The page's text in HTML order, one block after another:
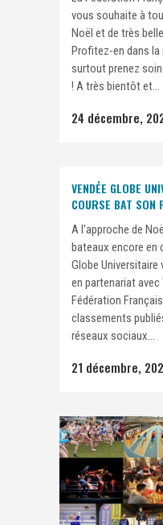
vous souhaite à
Noël et de très
Profitez-en dans
surtout prenez
! A très bientôt et...
24 décembre,
VENDÉE GLOBE
COURSE BAT SON
A l'approche de
bateaux encore en
Globe Universitaire
en partenariat
Fédération
classements
réseaux sociaux...
21 décembre,